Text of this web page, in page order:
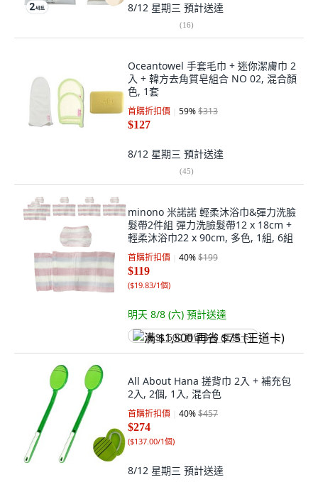
8/12 星期三 預計送達
(16)
Oceantowel 手套毛巾 + 迷你潔膚巾 2
入 + 韓方去角質皂組合 NO 02, 混合顏
色, 1套
首購折扣價 59%$313
$127
8/12 星期三 預計送達
(45)
minono 米諾諾 輕柔沐浴巾&彈力洗臉
髮帶2件組 彈力洗臉髮帶12 x 18cm +
輕柔沐浴巾22 x 90cm, 多色, 1組, 6組
首購折扣價 40%$199
$119
($19.83/1個)
明天 8/8 (六) 預計送達
满 $1,500 再省 $75 (王道卡)
All About Hana 搓背巾 2入 + 補充包
2入, 2個, 1入, 混合色
首購折扣價 40%$457
$274
($137.00/1個)
8/12 星期三 預計送達